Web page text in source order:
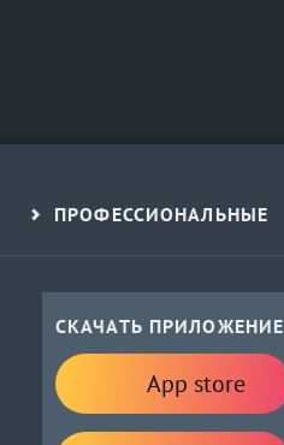
ПРОФЕССИОНАЛЬНЫЕ
СКАЧАТЬ ПРИЛОЖЕНИЕ
App store